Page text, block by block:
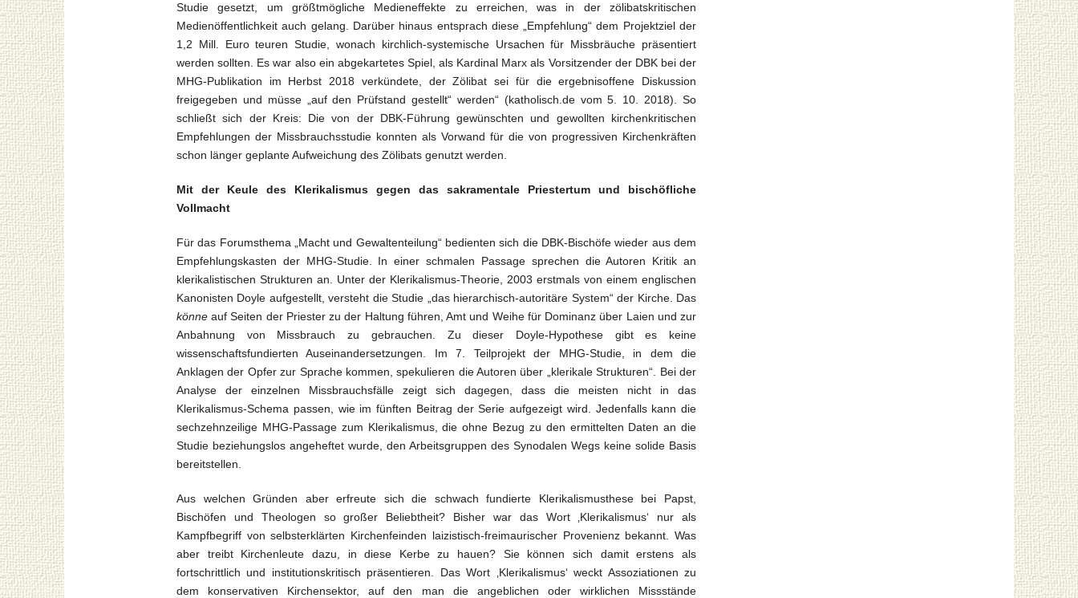
Studie gesetzt, um größtmögliche Medieneffekte zu erreichen, was in der zölibatskritischen
Medienöffentlichkeit auch gelang. Darüber hinaus entsprach diese „Empfehlung“ dem Projektziel der
1,2 Mill. Euro teuren Studie, wonach kirchlich-systemische Ursachen für Missbräuche präsentiert
werden sollten. Es war also ein abgekartetes Spiel, als Kardinal Marx als Vorsitzender der DBK bei der
MHG-Publikation im Herbst 2018 verkündete, der Zölibat sei für die ergebnisoffene Diskussion
freigegeben und müsse „auf den Prüfstand gestellt“ werden“ (katholisch.de vom 5. 10. 2018). So
schließt sich der Kreis: Die von der DBK-Führung gewünschten und gewollten kirchenkritischen
Empfehlungen der Missbrauchsstudie konnten als Vorwand für die von progressiven Kirchenkräften
schon länger geplante Aufweichung des Zölibats genutzt werden.
Mit der Keule des Klerikalismus gegen das sakramentale Priestertum und bischöfliche
Vollmacht
Für das Forumsthema „Macht und Gewaltenteilung“ bedienten sich die DBK-Bischöfe wieder aus dem
Empfehlungskasten der MHG-Studie. In einer schmalen Passage sprechen die Autoren Kritik an
klerikalistischen Strukturen an. Unter der Klerikalismus-Theorie, 2003 erstmals von einem englischen
Kanonisten Doyle aufgestellt, versteht die Studie „das hierarchisch-autoritäre System“ der Kirche. Das
könne auf Seiten der Priester zu der Haltung führen, Amt und Weihe für Dominanz über Laien und zur
Anbahnung von Missbrauch zu gebrauchen. Zu dieser Doyle-Hypothese gibt es keine
wissenschaftsfundierten Auseinandersetzungen. Im 7. Teilprojekt der MHG-Studie, in dem die
Anklagen der Opfer zur Sprache kommen, spekulieren die Autoren über „klerikale Strukturen“. Bei der
Analyse der einzelnen Missbrauchsfälle zeigt sich dagegen, dass die meisten nicht in das
Klerikalismus-Schema passen, wie im fünften Beitrag der Serie aufgezeigt wird. Jedenfalls kann die
sechzehnzeilige MHG-Passage zum Klerikalismus, die ohne Bezug zu den ermittelten Daten an die
Studie beziehungslos angeheftet wurde, den Arbeitsgruppen des Synodalen Wegs keine solide Basis
bereitstellen.
Aus welchen Gründen aber erfreute sich die schwach fundierte Klerikalismusthese bei Papst,
Bischöfen und Theologen so großer Beliebtheit? Bisher war das Wort ‚Klerikalismus‘ nur als
Kampfbegriff von selbsterklärten Kirchenfeinden laizistisch-freimaurischer Provenienz bekannt. Was
aber treibt Kirchenleute dazu, in diese Kerbe zu hauen? Sie können sich damit erstens als
fortschrittlich und institutionskritisch präsentieren. Das Wort ‚Klerikalismus‘ weckt Assoziationen zu
dem konservativen Kirchensektor, auf den man die angeblichen oder wirklichen Missstände